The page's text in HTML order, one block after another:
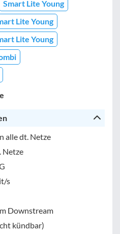
Smart Lite Young
Lite Young
Lite Young
alle dt. Netze
Netze
s
Downstream
kündbar)